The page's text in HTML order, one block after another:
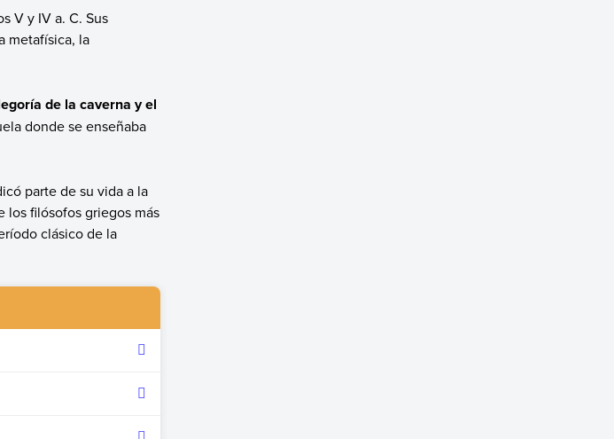
V y IV a. C. Sus
metafísica, la
de la caverna y el
donde se enseñaba
parte de su vida a la
los filósofos griegos más
clásico de la